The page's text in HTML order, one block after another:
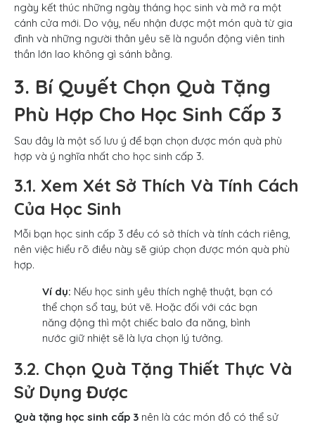
ngày kết thúc những ngày tháng học sinh và mở ra một
cánh cửa mới. Do vậy, nếu nhận được một món quà từ gia
đình và những người thân yêu sẽ là nguồn động viên tinh
thần lớn lao không gì sánh bằng.
3. Bí Quyết Chọn Quà Tặng
Phù Hợp Cho Học Sinh Cấp 3
Sau đây là một số lưu ý để bạn chọn được món quà phù
hợp và ý nghĩa nhất cho học sinh cấp 3.
3.1. Xem Xét Sở Thích Và Tính Cách
Của Học Sinh
Mỗi bạn học sinh cấp 3 đều có sở thích và tính cách riêng,
nên việc hiểu rõ điều này sẽ giúp chọn được món quà phù
hợp.
Ví dụ: Nếu học sinh yêu thích nghệ thuật, bạn có
thể chọn sổ tay, bút vẽ. Hoặc đối với các bạn
năng động thì một chiếc balo đa năng, bình
nước giữ nhiệt sẽ là lựa chọn lý tưởng.
3.2. Chọn Quà Tặng Thiết Thực Và
Sử Dụng Được
Quà tặng học sinh cấp 3 nên là các món đồ có thể sử